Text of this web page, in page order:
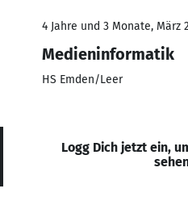
4 Jahre und 3 Monate, März
Medieninformatik
HS Emden/Leer
Logg Dich jetzt ein,